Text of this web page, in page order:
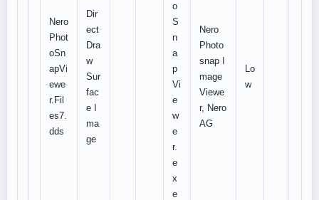
Nero
Phot
oSn
apVi
ewe
r.Fil
es7.
dds
Dir
ect
Dra
w
Sur
fac
e I
ma
ge
o
S
n
a
p
Vi
e
w
e
r.
e
x
e
Nero
Photo
snap I
mage
Viewe
r, Nero
AG
Lo
w